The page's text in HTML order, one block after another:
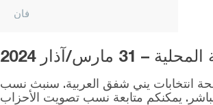
فان
يوزغات
زونغولداك
مارس/آذار 2024
المقرر إجراؤها في 31 مارس موجودة على صفحة انتخابات يني شفق العربية. سنبث نسب
ونتائج الانتخابات بشكل مباشر. يمكنكم متابعة نسب تصويت الأحزاب